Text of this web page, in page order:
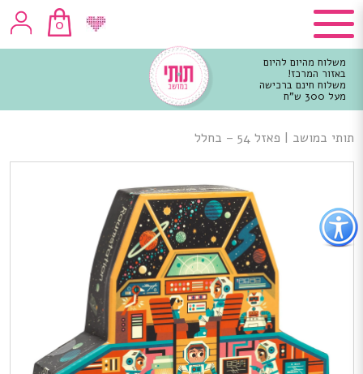
כפתור
לפתיחת
תפריט
נגישות
0
משלוח מהיום להיום
באזור המרכז!
משלוח חינם ברכישה
מעל 300 ש"ח
מרכזי
תותי במושב | פאזל 54 – בחלל